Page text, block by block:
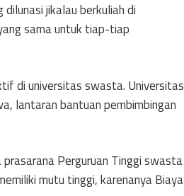
jikalau berkuliah di
sama untuk tiap-tiap
di universitas swasta. Universitas
lantaran bantuan pembimbingan
Perguruan Tinggi swasta
mutu tinggi, karenanya Biaya